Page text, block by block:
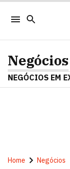
Negócios
NEGÓCIOS EM
Home Negócios